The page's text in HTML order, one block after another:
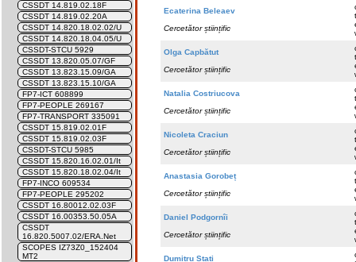
CSSDT 14.819.02.18F
CSSDT 14.819.02.20A
CSSDT 14.820.18.02.02/U
CSSDT 14.820.18.04.05/U
CSSDT-STCU 5929
CSSDT 13.820.05.07/GF
CSSDT 13.823.15.09/GA
CSSDT 13.823.15.10/GA
FP7-ICT 608899
FP7-PEOPLE 269167
FP7-TRANSPORT 335091
CSSDT 15.819.02.01F
CSSDT 15.819.02.03F
CSSDT-STCU 5985
CSSDT 15.820.16.02.01/It
CSSDT 15.820.18.02.04/It
FP7-INCO 609534
FP7-PEOPLE 295202
CSSDT 16.80012.02.03F
CSSDT 16.00353.50.05A
CSSDT
16.820.5007.02/ERA.Net
SCOPES IZ73Z0_152404
MT2
Ecaterina Beleaev
Cercetător științific
Olga Capbătut
Cercetător științific
Natalia Costriucova
Cercetător științific
Nicoleta Craciun
Cercetător științific
Anastasia Gorobeț
Cercetător științific
Daniel Podgornîi
Cercetător științific
Dumitru Stati